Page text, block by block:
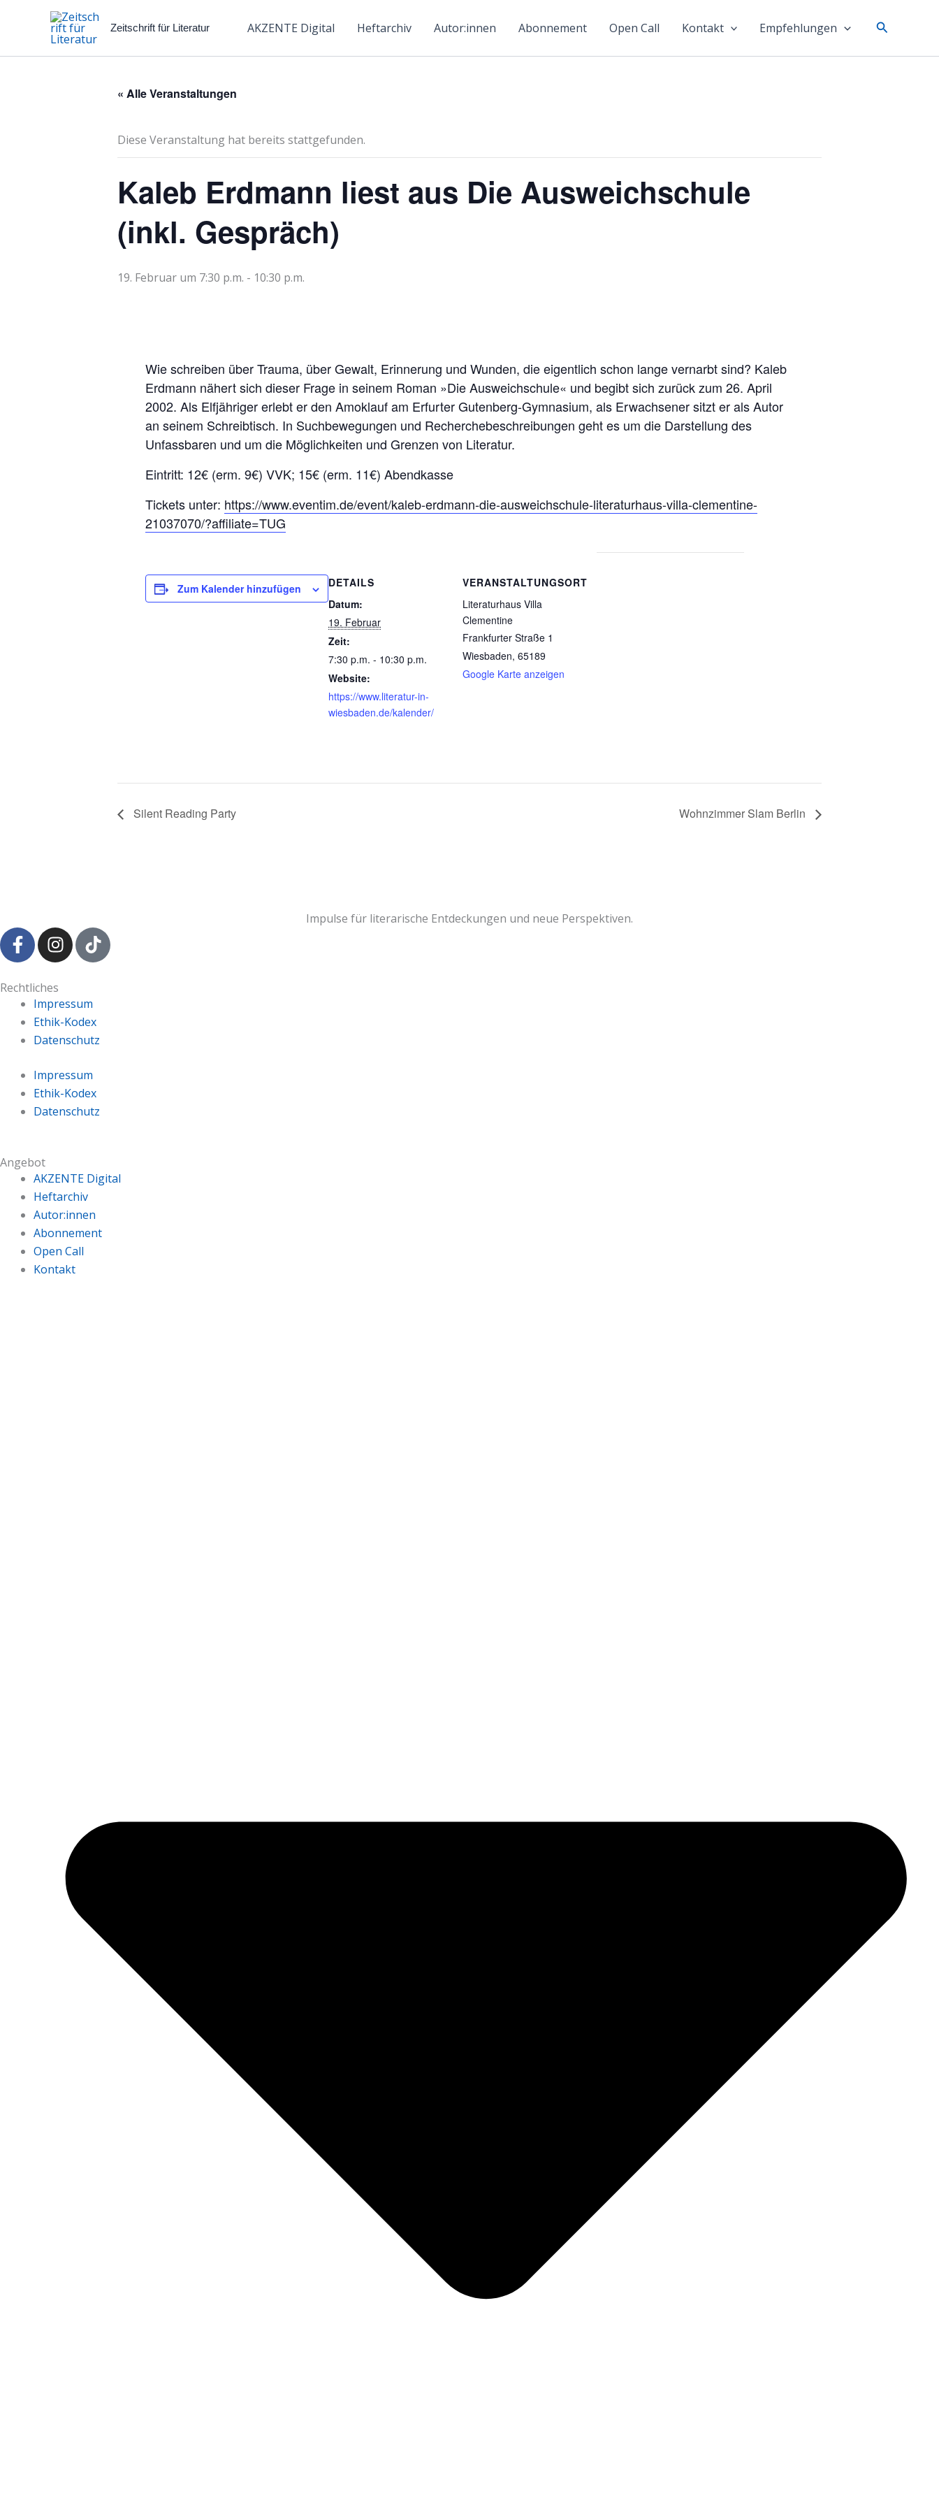
Zeitschrift für Literatur AKZENTE Digital Heftarchiv Autor:innen Abonnement Open Call Kontakt Empfehlungen Suchen
« Alle Veranstaltungen
Diese Veranstaltung hat bereits stattgefunden.
Kaleb Erdmann liest aus Die Ausweichschule
(inkl. Gespräch)
19. Februar um 7:30 p.m. - 10:30 p.m.
Wie schreiben über Trauma, über Gewalt, Erinnerung und Wunden, die eigentlich schon lange vernarbt sind? Kaleb
Erdmann nähert sich dieser Frage in seinem Roman »Die Ausweichschule« und begibt sich zurück zum 26. April
2002. Als Elfjähriger erlebt er den Amoklauf am Erfurter Gutenberg-Gymnasium, als Erwachsener sitzt er als Autor
an seinem Schreibtisch. In Suchbewegungen und Recherchebeschreibungen geht es um die Darstellung des
Unfassbaren und um die Möglichkeiten und Grenzen von Literatur.
Eintritt: 12€ (erm. 9€) VVK; 15€ (erm. 11€) Abendkasse
Tickets unter: https://www.eventim.de/event/kaleb-erdmann-die-ausweichschule-literaturhaus-villa-clementine-
21037070/?affiliate=TUG
Zum Kalender hinzufügen
DETAILS
Datum:
19. Februar
Zeit:
7:30 p.m. - 10:30 p.m.
Website:
https://www.literatur-in-
wiesbaden.de/kalender/
VERANSTALTUNGSORT
Literaturhaus Villa
Clementine
Frankfurter Straße 1
Wiesbaden, 65189
Google Karte anzeigen
Silent Reading Party Wohnzimmer Slam Berlin
Impulse für literarische Entdeckungen und neue Perspektiven.
F
a
c
e
b
o
o
-
f
I
n
s
t
a
g
r
m
T
i
k
o
k
Rechtliches
Impressum
Ethik-Kodex
Datenschutz
Impressum
Ethik-Kodex
Datenschutz
Angebot
AKZENTE Digital
Heftarchiv
Autor:innen
Abonnement
Open Call
Kontakt